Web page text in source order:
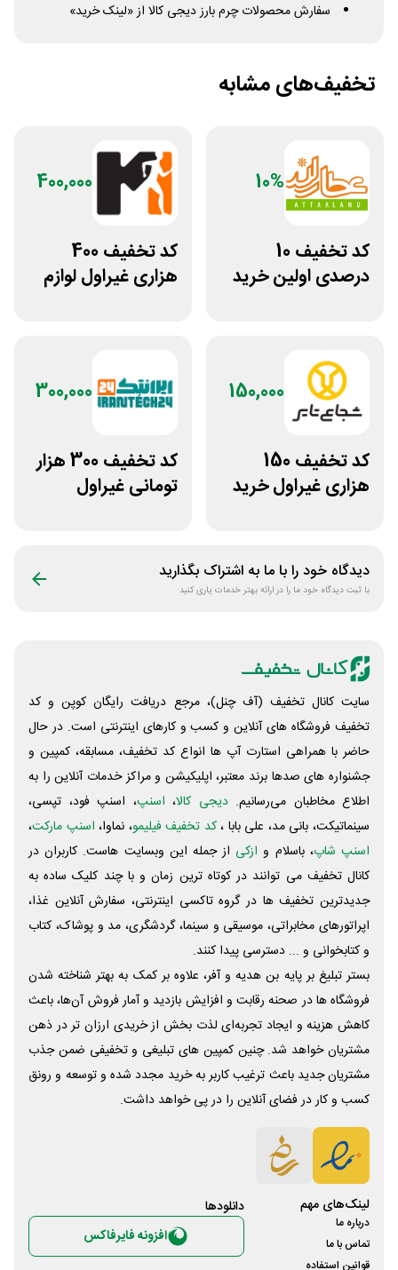
سفارش محصولات چرم بارز دیجی کالا از «لینک خرید»
تخفیف‌های مشابه
10%
کد تخفیف 10
درصدی اولین خرید
400,000
کد تخفیف 400
هزاری غیراول لوازم
150,000
کد تخفیف 150
هزاری غیراول خرید
300,000
کد تخفیف 300 هزار
تومانی غیراول
دیدگاه خود را با ما به اشتراک بگذارید
با ثبت دیدگاه خود ما را در ارائه بهتر خدمات یاری کنید
سایت کانال تخفیف (آف چنل)، مرجع دریافت رایگان کوپن و کد
تخفیف فروشگاه های آنلاین و کسب و‌ کارهای اینترنتی است. در حال
حاضر با همراهی استارت آپ ها انواع کد تخفیف، مسابقه، کمپین و
جشنواره های صدها برند معتبر، اپلیکیشن و مراکز خدمات آنلاین را به
اطلاع مخاطبان می‌رسانیم. دیجی کالا، اسنپ، اسنپ فود، تپسی،
سینماتیکت، بانی مد، علی‌ بابا ،کد تخفیف فیلیمو، نماوا، اسنپ مارکت،
اسنپ شاپ، باسلام و ازکی از جمله این وبسایت ‌هاست. کاربران در
کانال تخفیف می توانند در کوتاه ترین زمان و با چند کلیک ساده به
جدیدترین تخفیف ها در گروه تاکسی اینترنتی، سفارش آنلاین غذا،
اپراتورهای مخابراتی، موسیقی و سینما، گردشگری، مد و پوشاک، کتاب
و کتابخوانی و ... دسترسی پیدا کنند.
بستر تبلیغ بر پایه بن هدیه و آفر، علاوه بر کمک به بهتر شناخته شدن
فروشگاه ها در صحنه رقابت و افزایش بازدید و آمار فروش آن‌ها، باعث
کاهش هزینه و ایجاد تجربه‌ای لذت بخش از خریدی ارزان تر در ذهن
مشتریان خواهد شد. چنین کمپین های تبلیغی و تخفیفی ضمن جذب
مشتریان جدید باعث ترغیب کاربر به خرید مجدد شده و توسعه و رونق
کسب و کار در فضای آنلاین را در پی خواهد داشت.
لینک‌های مهم
درباره ما
تماس با ما
قوانین استفاده
دانلود‌ها
افزونه فایرفاکس